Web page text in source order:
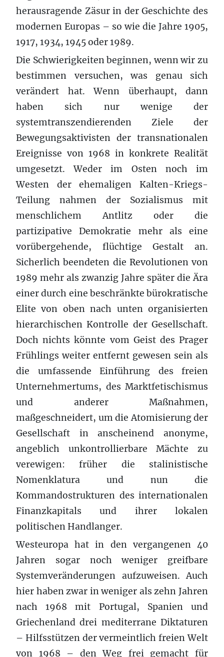
herausragende Zäsur in der Geschichte des
modernen Europas – so wie die Jahre 1905,
1917, 1934, 1945 oder 1989.
Die Schwierigkeiten beginnen, wenn wir zu
bestimmen versuchen, was genau sich
verändert hat. Wenn überhaupt, dann
haben sich nur wenige der
systemtranszendierenden Ziele der
Bewegungsaktivisten der transnationalen
Ereignisse von 1968 in konkrete Realität
umgesetzt. Weder im Osten noch im
Westen der ehemaligen Kalten-Kriegs-
Teilung nahmen der Sozialismus mit
menschlichem Antlitz oder die
partizipative Demokratie mehr als eine
vorübergehende, flüchtige Gestalt an.
Sicherlich beendeten die Revolutionen von
1989 mehr als zwanzig Jahre später die Ära
einer durch eine beschränkte bürokratische
Elite von oben nach unten organisierten
hierarchischen Kontrolle der Gesellschaft.
Doch nichts könnte vom Geist des Prager
Frühlings weiter entfernt gewesen sein als
die umfassende Einführung des freien
Unternehmertums, des Marktfetischismus
und anderer Maßnahmen,
maßgeschneidert, um die Atomisierung der
Gesellschaft in anscheinend anonyme,
angeblich unkontrollierbare Mächte zu
verewigen: früher die stalinistische
Nomenklatura und nun die
Kommandostrukturen des internationalen
Finanzkapitals und ihrer lokalen
politischen Handlanger.
Westeuropa hat in den vergangenen 40
Jahren sogar noch weniger greifbare
Systemveränderungen aufzuweisen. Auch
hier haben zwar in weniger als zehn Jahren
nach 1968 mit Portugal, Spanien und
Griechenland drei mediterrane Diktaturen
– Hilfsstützen der vermeintlich freien Welt
von 1968 – den Weg frei gemacht für